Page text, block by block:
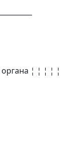
¦ ¦ ¦ ¦ ¦